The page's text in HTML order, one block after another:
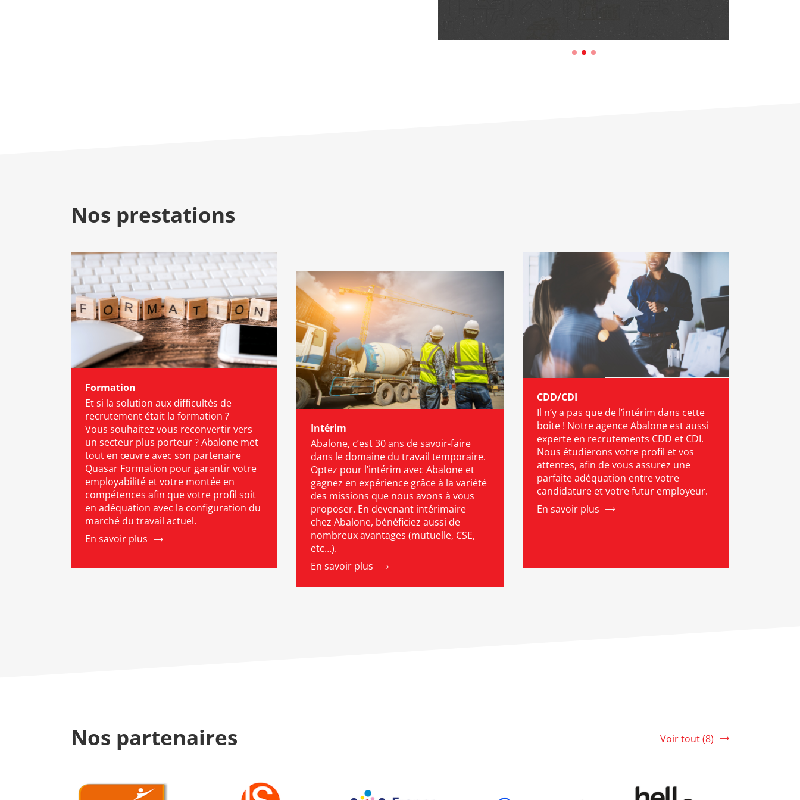
Nos prestations
Formation
Et si la solution aux difficultés de
recrutement était la formation ?
Vous souhaitez vous reconvertir vers
un secteur plus porteur ? Abalone met
tout en œuvre avec son partenaire
Quasar Formation pour garantir votre
employabilité et votre montée en
compétences afin que votre profil soit
en adéquation avec la configuration du
marché du travail actuel.
En savoir plus
Intérim
Abalone, c’est 30 ans de savoir-faire
dans le domaine du travail temporaire.
Optez pour l’intérim avec Abalone et
gagnez en expérience grâce à la variété
des missions que nous avons à vous
proposer. En devenant intérimaire
chez Abalone, bénéficiez aussi de
nombreux avantages (mutuelle, CSE,
etc…).
En savoir plus
CDD/CDI
Il n’y a pas que de l’intérim dans cette
boite ! Notre agence Abalone est aussi
experte en recrutements CDD et CDI.
Nous étudierons votre profil et vos
attentes, afin de vous assurez une
parfaite adéquation entre votre
candidature et votre futur employeur.
En savoir plus
Nos partenaires Voir tout (8)
srLabel